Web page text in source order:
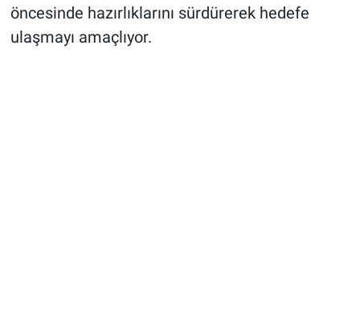
öncesinde hazırlıklarını sürdürerek hedefe
ulaşmayı amaçlıyor.